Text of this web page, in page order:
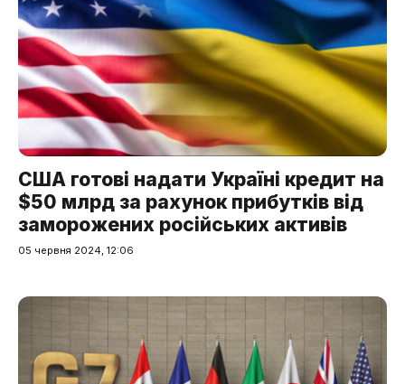
США готові надати Україні кредит на
$50 млрд за рахунок прибутків від
заморожених російських активів
05 червня 2024, 12:06